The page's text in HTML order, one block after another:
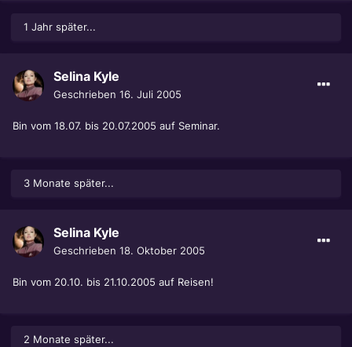
1 Jahr später...
Selina Kyle
Geschrieben 16. Juli 2005
Bin vom 18.07. bis 20.07.2005 auf Seminar.
3 Monate später...
Selina Kyle
Geschrieben 18. Oktober 2005
Bin vom 20.10. bis 21.10.2005 auf Reisen!
2 Monate später...